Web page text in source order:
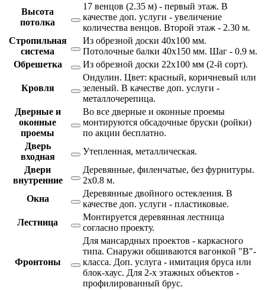
Высота
потолка
17 венцов (2.35 м) - первый этаж. В
качестве доп. услуги - увеличение
количества венцов. Второй этаж - 2.30 м.
Стропильная
система
Из обрезной доски 40х100 мм.
Потолочные балки 40х150 мм. Шаг - 0.9 м.
Обрешетка
Из обрезной доски 22х100 мм (2-й сорт).
Кровля
Ондулин. Цвет: красный, коричневый или
зеленый. В качестве доп. услуги -
металлочерепица.
Дверные и
оконные
проемы
Во все дверные и оконные проемы
монтируются обсадочные бруски (ройки)
по акции бесплатно.
Дверь
входная
Утепленная, металлическая.
Двери
внутренние
Деревянные, филенчатые, без фурнитуры.
2х0.8 м.
Окна
Деревянные двойного остекления. В
качестве доп. услуги - пластиковые.
Лестница
Монтируется деревянная лестница
согласно проекту.
Фронтоны
Для мансардных проектов - каркасного
типа. Снаружи обшиваются вагонкой "В"-
класса. Доп. услуга - имитация бруса или
блок-хаус. Для 2-х этажных объектов -
профилированный брус.